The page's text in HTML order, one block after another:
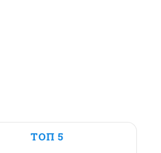
ТОП 5